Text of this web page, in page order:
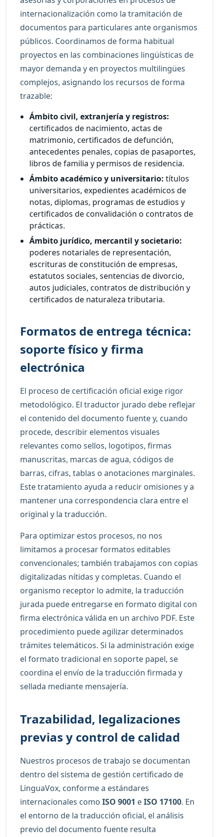
internacionalización como la tramitación de
documentos para particulares ante organismos
públicos. Coordinamos de forma habitual
proyectos en las combinaciones lingüísticas de
mayor demanda y en proyectos multilingües
complejos, asignando los recursos de forma
trazable:
Ámbito civil, extranjería y registros:
certificados de nacimiento, actas de
matrimonio, certificados de defunción,
antecedentes penales, copias de pasaportes,
libros de familia y permisos de residencia.
Ámbito académico y universitario: títulos
universitarios, expedientes académicos de
notas, diplomas, programas de estudios y
certificados de convalidación o contratos de
prácticas.
Ámbito jurídico, mercantil y societario:
poderes notariales de representación,
escrituras de constitución de empresas,
estatutos sociales, sentencias de divorcio,
autos judiciales, contratos de distribución y
certificados de naturaleza tributaria.
Formatos de entrega técnica:
soporte físico y firma
electrónica
El proceso de certificación oficial exige rigor
metodológico. El traductor jurado debe reflejar
el contenido del documento fuente y, cuando
procede, describir elementos visuales
relevantes como sellos, logotipos, firmas
manuscritas, marcas de agua, códigos de
barras, cifras, tablas o anotaciones marginales.
Este tratamiento ayuda a reducir omisiones y a
mantener una correspondencia clara entre el
original y la traducción.
Para optimizar estos procesos, no nos
limitamos a procesar formatos editables
convencionales; también trabajamos con copias
digitalizadas nítidas y completas. Cuando el
organismo receptor lo admite, la traducción
jurada puede entregarse en formato digital con
firma electrónica válida en un archivo PDF. Este
procedimiento puede agilizar determinados
trámites telemáticos. Si la administración exige
el formato tradicional en soporte papel, se
coordina el envío de la traducción firmada y
sellada mediante mensajería.
Trazabilidad, legalizaciones
previas y control de calidad
Nuestros procesos de trabajo se documentan
dentro del sistema de gestión certificado de
LinguaVox, conforme a estándares
internacionales como ISO 9001 eISO 17100. En
el entorno de la traducción oficial, el análisis
previo del documento fuente resulta